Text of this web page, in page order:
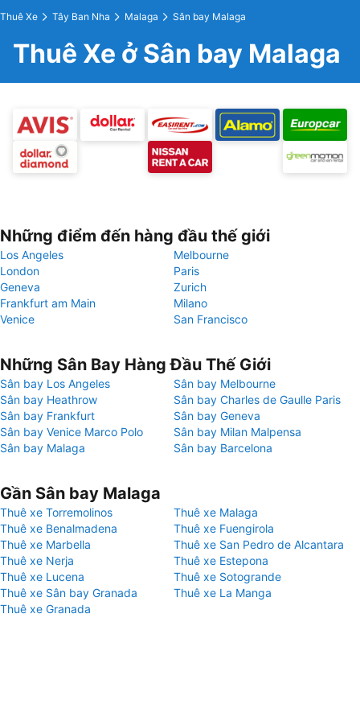
Thuê Xe Tây Ban Nha Malaga Sân bay Malaga
Thuê Xe ở Sân bay Malaga
Những điểm đến hàng đầu thế giới
Los Angeles
Melbourne
London
Paris
Geneva
Zurich
Frankfurt am Main
Milano
Venice
San Francisco
Những Sân Bay Hàng Đầu Thế Giới
Sân bay Los Angeles
Sân bay Melbourne
Sân bay Heathrow
Sân bay Charles de Gaulle Paris
Sân bay Frankfurt
Sân bay Geneva
Sân bay Venice Marco Polo
Sân bay Milan Malpensa
Sân bay Malaga
Sân bay Barcelona
Gần Sân bay Malaga
Thuê xe Torremolinos
Thuê xe Malaga
Thuê xe Benalmadena
Thuê xe Fuengirola
Thuê xe Marbella
Thuê xe San Pedro de Alcantara
Thuê xe Nerja
Thuê xe Estepona
Thuê xe Lucena
Thuê xe Sotogrande
Thuê xe Sân bay Granada
Thuê xe La Manga
Thuê xe Granada